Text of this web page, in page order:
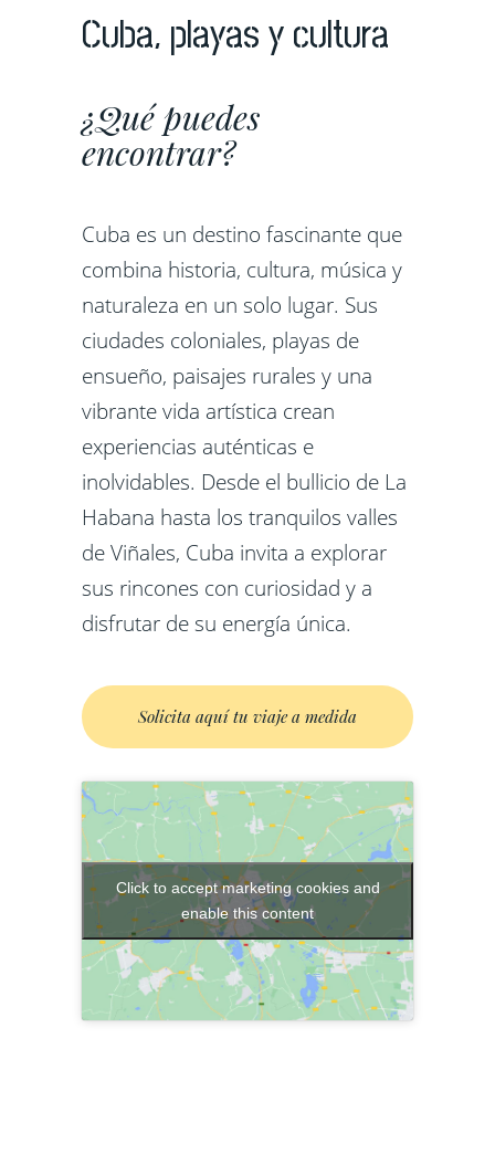
Cuba, playas y cultura
¿Qué puedes
encontrar?
Cuba es un destino fascinante que
combina historia, cultura, música y
naturaleza en un solo lugar. Sus
ciudades coloniales, playas de
ensueño, paisajes rurales y una
vibrante vida artística crean
experiencias auténticas e
inolvidables. Desde el bullicio de La
Habana hasta los tranquilos valles
de Viñales, Cuba invita a explorar
sus rincones con curiosidad y a
disfrutar de su energía única.
Solicita aquí tu viaje a medida
Click to accept marketing cookies and
enable this content